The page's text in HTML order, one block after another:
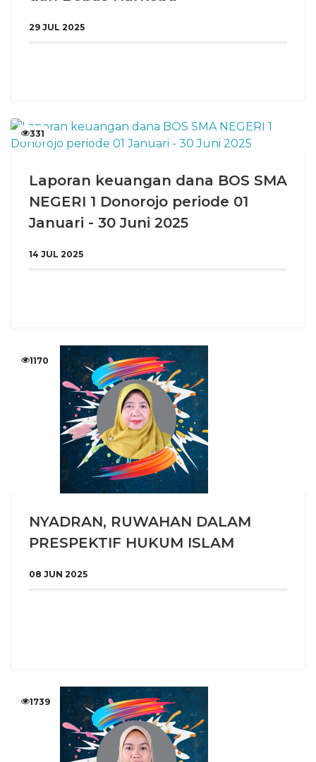
29 JUL 2025
331
Laporan keuangan dana BOS SMA
NEGERI 1 Donorojo periode 01
Januari - 30 Juni 2025
14 JUL 2025
1170
NYADRAN, RUWAHAN DALAM
PRESPEKTIF HUKUM ISLAM
08 JUN 2025
1739